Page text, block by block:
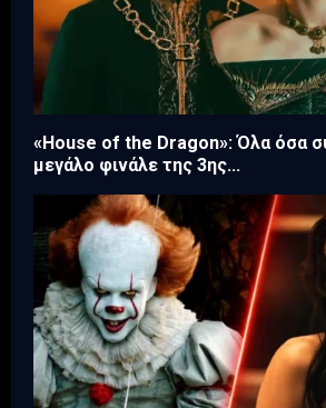
«House of the Dragon»: Όλα όσα
μεγάλο φινάλε της 3ης...